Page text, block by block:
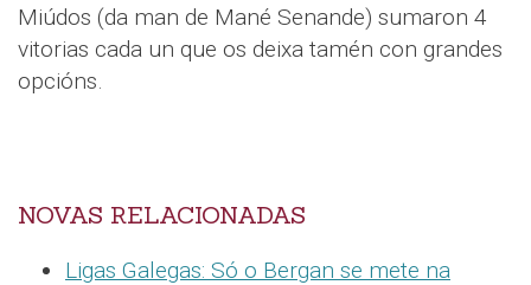
Miúdos (da man de Mané Senande) sumaron 4
vitorias cada un que os deixa tamén con grandes
opcións.
NOVAS RELACIONADAS
Ligas Galegas: Só o Bergan se mete na